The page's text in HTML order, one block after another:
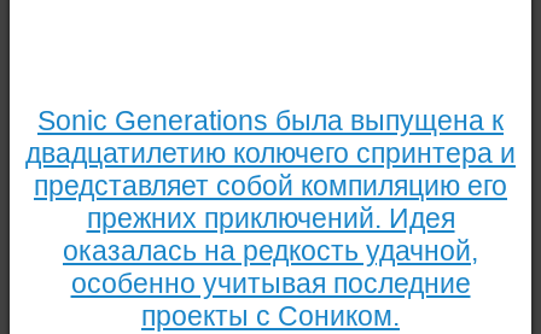
Sonic Generations была выпущена к
двадцатилетию колючего спринтера и
представляет собой компиляцию его
прежних приключений. Идея
оказалась на редкость удачной,
особенно учитывая последние
проекты с Соником.